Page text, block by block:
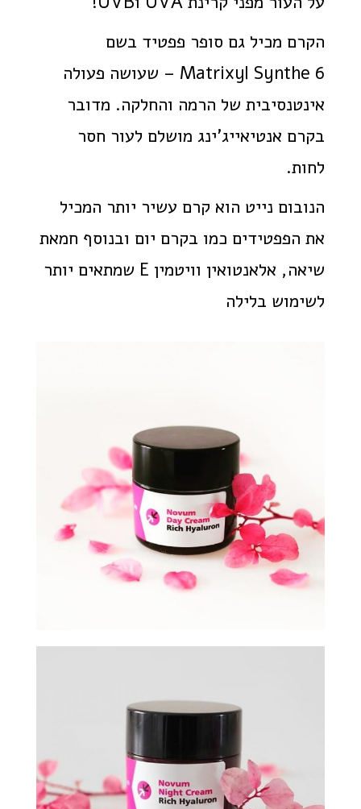
הקרם מכיל גם סופר פפטיד בשם
Matrixyl Synthe 6 – שעושה פעולה
אינטנסיבית של הרמה והחלקה. מדובר
בקרם אנטיאייג'ינג מושלם לעור חסר
לחות.
הנובום נייט הוא קרם עשיר יותר המכיל
את הפפטידים כמו בקרם יום ובנוסף חמאת
שיאה, אלאנטואין וויטמין E שמתאים יותר
לשימוש בלילה